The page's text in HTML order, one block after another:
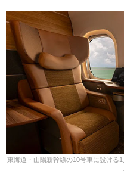
東海道・山陽新幹線の10号車に設ける